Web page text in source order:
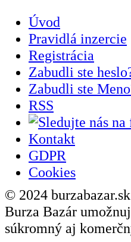
Úvod
Pravidlá inzercie
Registrácia
Zabudli ste
Zabudli ste
RSS
Kontakt
GDPR
Cookies
© 2024
Burza Bazár
súkromný aj